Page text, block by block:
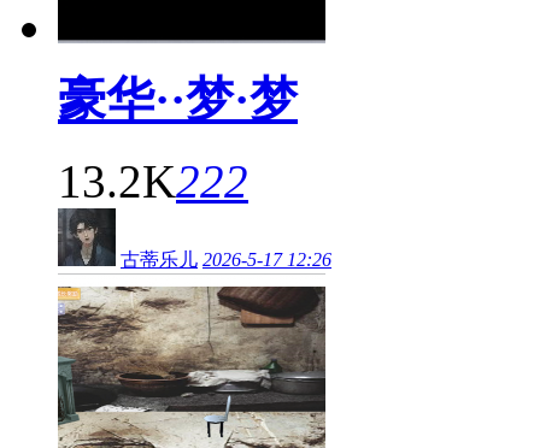
豪华··梦·梦
13.2K222
古蒂乐儿 2026-5-17 12:26